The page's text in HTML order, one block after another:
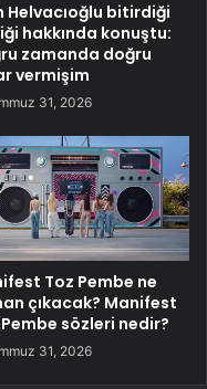
Helvacıoğlu bitirdiği
hakkında konuştu:
zamanda doğru
vermişim
31, 2026
Toz Pembe ne
çıkacak? Manifest
sözleri nedir?
31, 2026